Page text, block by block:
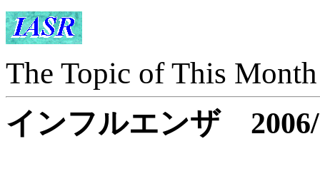
The Topic of This
インフルエンザ